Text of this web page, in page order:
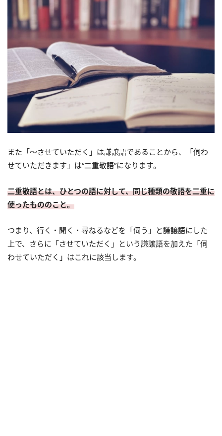
また「～させていただく」は謙譲語であることから、「伺わ
せていただきます」は“二重敬語”になります。
二重敬語とは、ひとつの語に対して、同じ種類の敬語を二重に
使ったもののこと。
つまり、行く・聞く・尋ねるなどを「伺う」と謙譲語にした
上で、さらに「させていただく」という謙譲語を加えた「伺
わせていただく」はこれに該当します。